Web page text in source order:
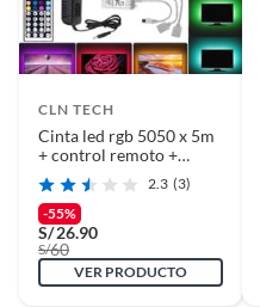
Tipo
CLN TECH
Cinta led rgb 5050 x 5m
+ control remoto +
fuente kit completo
2.3 (3)
-55%
S/26.90
S/60
VER PRODUCTO